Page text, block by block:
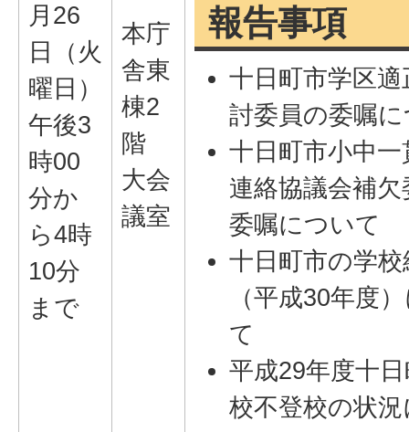
月26
日（火
曜日）
午後3
時00
分か
ら4時
10分
まで
本庁
舎東
棟2
階
大会
議室
報告事項
十日町市学区適
討委員の委嘱
十日町市小中一
連絡協議会補
委嘱について
十日町市の学校
（平成30年度
て
平成29年度十
校不登校の状